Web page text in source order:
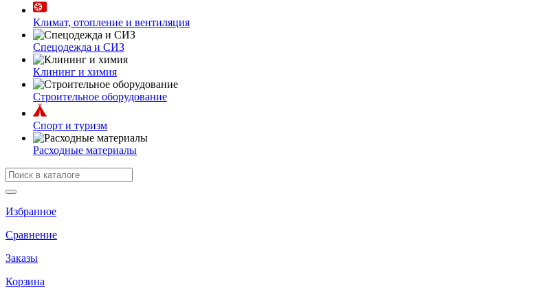
Климат, отопление и вентиляция
Спецодежда и СИЗ
Клининг и химия
Строительное оборудование
Спорт и туризм
Расходные материалы
Избранное
Сравнение
Заказы
Корзина